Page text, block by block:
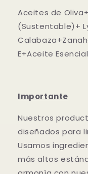
Aceites de
(Sustentable)+
E+Aceite
Importante
Nuestros
diseñados para
Usamos
más altos